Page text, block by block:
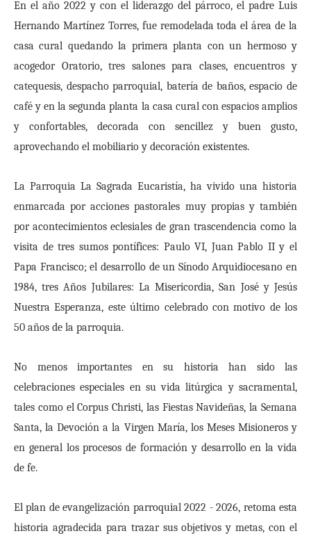
En el año 2022 y con el liderazgo del párroco, el padre Luis
Hernando Martínez Torres, fue remodelada toda el área de la
casa cural quedando la primera planta con un hermoso y
acogedor Oratorio, tres salones para clases, encuentros y
catequesis, despacho parroquial, batería de baños, espacio de
café y en la segunda planta la casa cural con espacios amplios
y confortables, decorada con sencillez y buen gusto,
aprovechando el mobiliario y decoración existentes.
La Parroquia La Sagrada Eucaristía, ha vivido una historia
enmarcada por acciones pastorales muy propias y también
por acontecimientos eclesiales de gran trascendencia como la
visita de tres sumos pontífices: Paulo VI, Juan Pablo II y el
Papa Francisco; el desarrollo de un Sínodo Arquidiocesano en
1984, tres Años Jubilares: La Misericordia, San José y Jesús
Nuestra Esperanza, este último celebrado con motivo de los
50 años de la parroquia.
No menos importantes en su historia han sido las
celebraciones especiales en su vida litúrgica y sacramental,
tales como el Corpus Christi, las Fiestas Navideñas, la Semana
Santa, la Devoción a la Virgen María, los Meses Misioneros y
en general los procesos de formación y desarrollo en la vida
de fe.
El plan de evangelización parroquial 2022 - 2026, retoma esta
historia agradecida para trazar sus objetivos y metas, con el